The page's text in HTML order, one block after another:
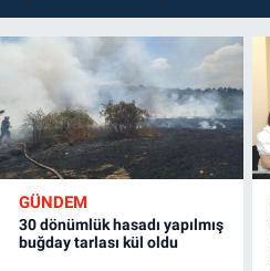
GÜNDEM
30 dönümlük hasadı yapılmış
buğday tarlası kül oldu